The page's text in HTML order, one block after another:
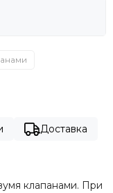
Доставка
клапанами. При